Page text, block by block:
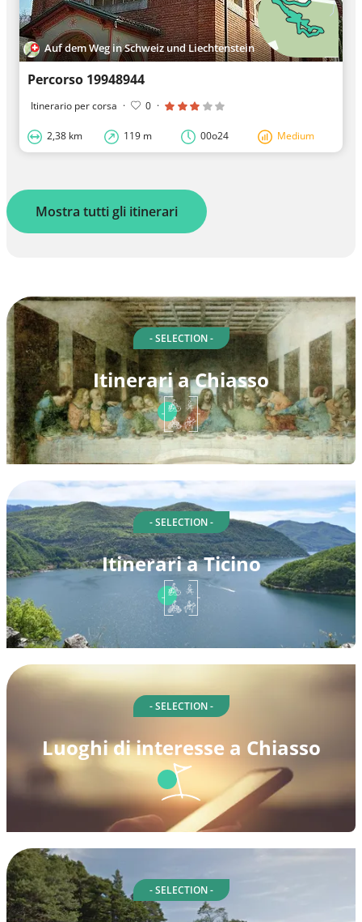
Auf dem Weg in Schweiz und Liechtenstein
Percorso 19948944
Itinerario per corsa · 0 ·
2,38 km 119 m 00o24 Medium
Mostra tutti gli itinerari
- SELECTION -
Itinerari a Chiasso
- SELECTION -
Itinerari a Ticino
- SELECTION -
Luoghi di interesse a Chiasso
- SELECTION -